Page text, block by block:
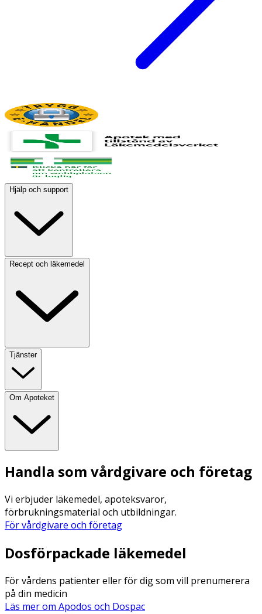
Hjälp och support
Recept och läkemedel
Tjänster
Om Apoteket
Handla som vårdgivare och företag
Vi erbjuder läkemedel, apoteksvaror,
förbrukningsmaterial och utbildningar.
För vårdgivare och företag
Dosförpackade läkemedel
För vårdens patienter eller för dig som vill prenumerera
på din medicin
Läs mer om Apodos och Dospac